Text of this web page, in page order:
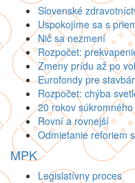
Slovenské
Uspokojíme sa s
Nič sa nezmení
Rozpočet:
Zmeny prídu až po
Eurofondy pre
Rozpočet: chýba
20 rokov
Rovní a rovnejší
Odmietanie reforiem
MPK
Legislatívny proces